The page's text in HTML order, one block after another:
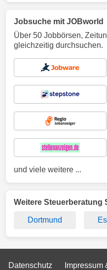
Jobsuche mit JOBworld
Über 50 Jobbörsen,
gleichzeitig durchsuchen.
und viele weitere ...
Weitere Steuerberatung
Dortmund
Datenschutz Impressum